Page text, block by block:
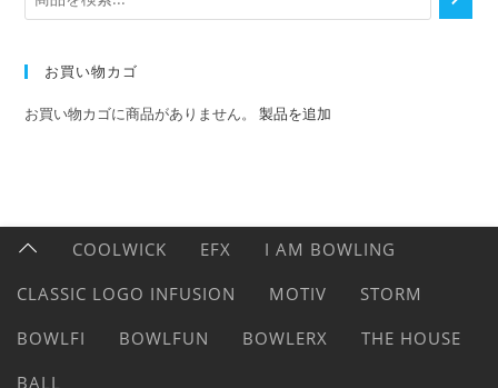
お買い物カゴ
お買い物カゴに商品がありません。製品を追加
COOLWICK EFX
I AM BOWLING
CLASSIC LOGO INFUSION
MOTIV
STORM
BOWLFI
BOWLFUN BOWLERX
THE HOUSE
BALL